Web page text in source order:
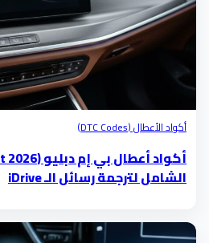
أكواد الأعطال (DTC Codes)
الشامل لترجمة رسائل الـ iDrive